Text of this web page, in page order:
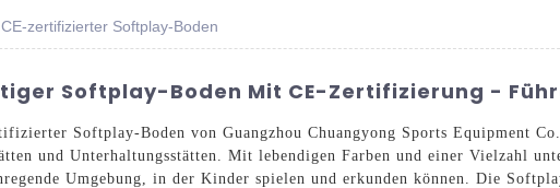
CE-zertifizierter Softplay-Boden
Softplay-Boden Mit CE-Zertifizierung -
Softplay-Boden von Guangzhou Chuangyong Sports Equipment
und Unterhaltungsstätten. Mit lebendigen Farben und einer Vielzahl
Umgebung, in der Kinder spielen und erkunden können. Die